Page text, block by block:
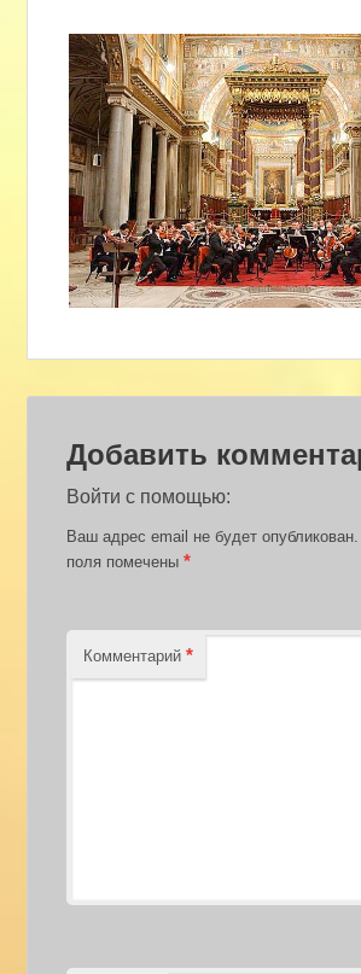
Добавить
Войти с помощью:
Ваш адрес email не будет опубликован.
поля помечены*
Комментарий*